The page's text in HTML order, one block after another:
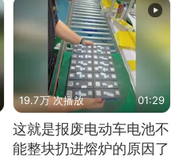
19.7万 次播放 01:29
这就是报废电动车电池不
能整块扔进熔炉的原因了